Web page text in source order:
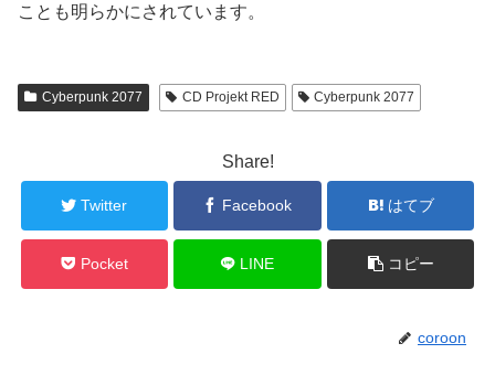
ことも明らかにされています。
Cyberpunk 2077 CD Projekt RED Cyberpunk 2077
Share!
Twitter Facebook はてブ
Pocket LINE コピー
coroon